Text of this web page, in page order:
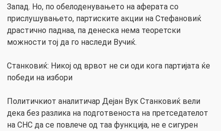
Запад. Но, по обелоденувањето на аферата со
прислушувањето, партиските акции на Стефановиќ
драстично паднаа, па денеска нема теоретски
можности тој да го наследи Вучиќ.
Станковиќ: Никој од врвот не си оди кога партијата ќе
победи на избори
Политичкиот аналитичар Дејан Вук Станковиќ вели
дека без разлика на подготвеноста на претседателот
на СНС да се повлече од таа функција, не е сигурен